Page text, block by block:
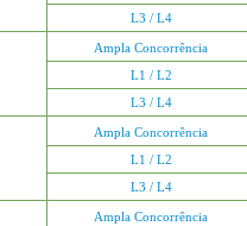
L3 / L4
Ampla Concorrência
L1 / L2
L3 / L4
Ampla Concorrência
L1 / L2
L3 / L4
Ampla Concorrência